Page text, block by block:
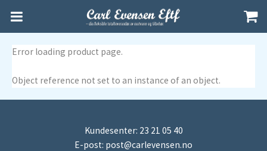
Error loading product page.
Object reference not set to an instance of an object.
Kundesenter: 23 21 05 40
E-post: post@carlevensen.no